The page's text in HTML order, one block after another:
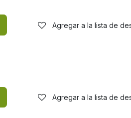
Agregar a la lista de
Agregar a la lista de